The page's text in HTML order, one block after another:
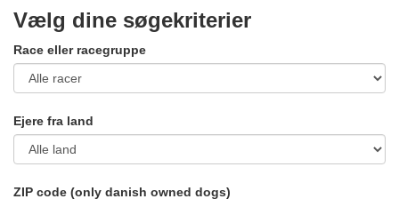
Vælg dine søgekriterier
Race eller racegruppe
Ejere fra land
ZIP code (only danish owned dogs)